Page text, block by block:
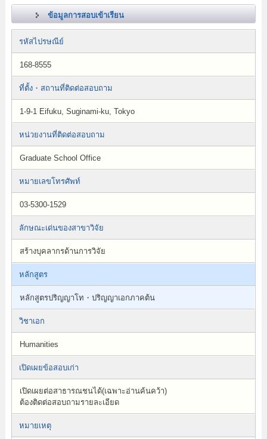
ข้อมูลการสอบเข้าเรียน
รหัสไปรษณีย์
168-8555
ที่ตั้ง・สถานที่ติดต่อสอบถาม
1-9-1 Eifuku, Suginami-ku, Tokyo
หน่วยงานที่ติดต่อสอบถาม
Graduate School Office
หมายเลขโทรศัพท์
03-5300-1529
ลักษณะเด่นของสาขาวิจัย
สร้างบุคลากรด้านการวิจัย
หลักสูตร
หลักสูตรปริญญาโท・ปริญญาเอกภาคต้น
วิชาเอก
Humanities
เปิดเผยข้อสอบเก่า
เปิดเผยต่อสาธารณชนได้(เฉพาะอ่านค้นคว้า)
ต้องติดต่อสอบถามรายละเอียด
หมายเหตุ